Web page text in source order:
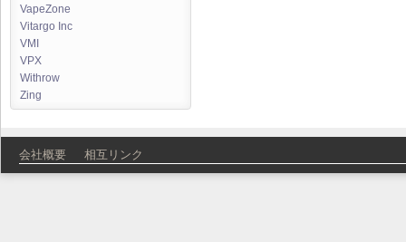
VapeZone
Vitargo Inc
VMI
VPX
Withrow
Zing
会社概要 相互リンク